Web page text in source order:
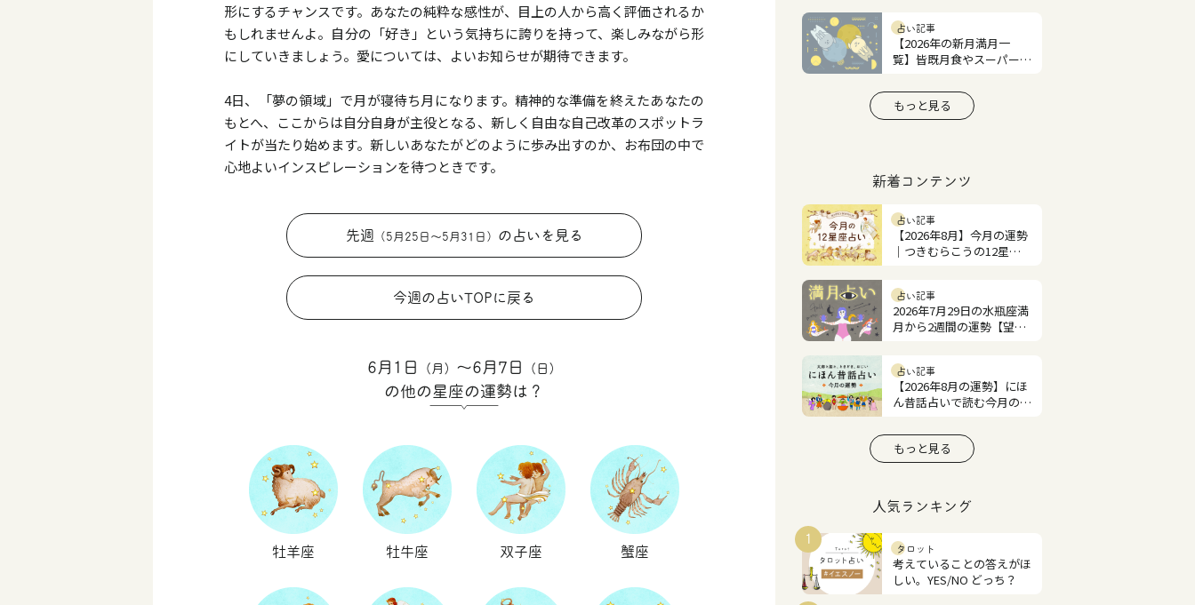
形にするチャンスです。あなたの純粋な感性が、目上の人から高く評価されるか
もしれませんよ。自分の「好き」という気持ちに誇りを持って、楽しみながら形
にしていきましょう。愛については、よいお知らせが期待できます。
4日、「夢の領域」で月が寝待ち月になります。精神的な準備を終えたあなたの
もとへ、ここからは自分自身が主役となる、新しく自由な自己改革のスポットラ
イトが当たり始めます。新しいあなたがどのように歩み出すのか、お布団の中で
心地よいインスピレーションを待つときです。
先週 （5月25日〜5月31日） の占いを見る
今週の占いTOPに戻る
6月1日 （月） 〜6月7日 （日）
の他の星座の運勢は？
牡羊座 牡牛座 双子座 蟹座
占い記事
【2026年の新月満月一
覧】皆既月食やスーパーム
もっと見る
新着コンテンツ
占い記事
【2026年8月】今月の運勢
｜つきむらこうの12星座
占い記事
2026年7月29日の水瓶座満
月から2週間の運勢【望月
占い記事
【2026年8月の運勢】にほ
ん昔話占いで読む今月の占
もっと見る
人気ランキング
1
タロット
考えていることの答えがほ
しい。YES/NO どっち？